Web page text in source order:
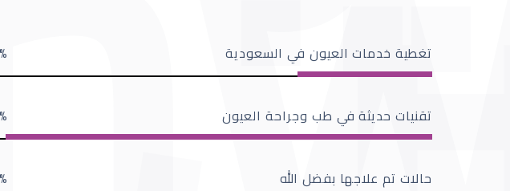
تغطية خدمات العيون في السعودية
تقنيات حديثة في طب وجراحة العيون
حالات تم علاجها بفضل الله